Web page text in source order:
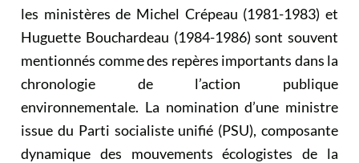
les ministères de Michel Crépeau (1981-1983) et
Huguette Bouchardeau (1984-1986) sont souvent
mentionnés comme des repères importants dans la
chronologie de l’action publique
environnementale. La nomination d’une ministre
issue du Parti socialiste unifié (PSU), composante
dynamique des mouvements écologistes de la